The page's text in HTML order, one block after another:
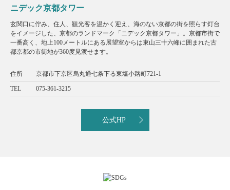
ニデック京都タワー
玄関口に佇み、住人、観光客を温かく迎え、海のない京都の街を照らす灯台
をイメージした、京都のランドマーク「ニデック京都タワー」。京都市街で
一番高く、地上100メートルにある展望室からは東山三十六峰に囲まれた古
都京都の市街地が360度見渡せます。
住所 京都市下京区烏丸通七条下る東塩小路町721-1
TEL 075-361-3215
公式HP